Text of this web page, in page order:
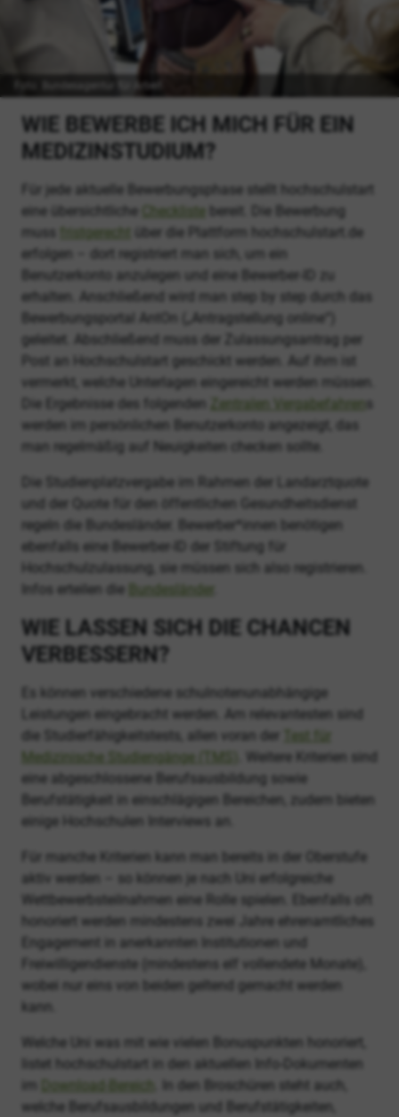
WIE BEWERBE ICH MICH FÜR EIN
MEDIZINSTUDIUM?
Für jede aktuelle Bewerbungsphase stellt hochschulstart
eine übersichtliche
Checkliste bereit. Die Bewerbung
muss
fristgerecht
über die Plattform hochschulstart.de
erfolgen – dort registriert man sich, um ein
Benutzerkonto anzulegen und eine Bewerber-ID zu
erhalten. Anschließend wird man step by step durch das
Bewerbungsportal AntOn („Antragstellung online“)
geleitet. Abschließend muss der Zulassungsantrag per
Post an Hochschulstart geschickt werden. Auf ihm ist
vermerkt, welche Unterlagen eingereicht werden müssen.
Die Ergebnisse des folgenden
Zentralen Vergabefahren s
werden im persönlichen Benutzerkonto angezeigt, das
man regelmäßig auf Neuigkeiten checken sollte.
Die Studienplatzvergabe im Rahmen der Landarztquote
und der Quote für den öffentlichen Gesundheitsdienst
regeln die Bundesländer. Bewerber*innen benötigen
ebenfalls eine Bewerber-ID der Stiftung für
Hochschulzulassung, sie müssen sich also registrieren.
Infos erteilen die
Bundesländer
WIE LASSEN SICH DIE CHANCEN
VERBESSERN?
Es können verschiedene schulnotenunabhängige
Leistungen eingebracht werden. Am relevantesten sind
die Studierfähigkeitstests, allen voran der
Test für
Medizinische Studiengänge (TMS)
. Weitere Kriterien sind
eine abgeschlossene Berufsausbildung sowie
Berufstätigkeit in einschlägigen Bereichen, zudem bieten
einige Hochschulen Interviews an.
Für manche Kriterien kann man bereits in der Oberstufe
aktiv werden – so können je nach Uni erfolgreiche
Wettbewerbsteilnahmen eine Rolle spielen. Ebenfalls oft
honoriert werden mindestens zwei Jahre ehrenamtliches
Engagement in anerkannten Institutionen und
Freiwilligendienste (mindestens elf vollendete Monate),
wobei nur eins von beiden geltend gemacht werden
kann.
Welche Uni was mit wie vielen Bonuspunkten honoriert,
listet hochschulstart in den aktuellen Info-Dokumenten
im
Download-Bereich
. In den Broschüren steht auch,
welche Berufsausbildungen und Berufstätigkeiten,